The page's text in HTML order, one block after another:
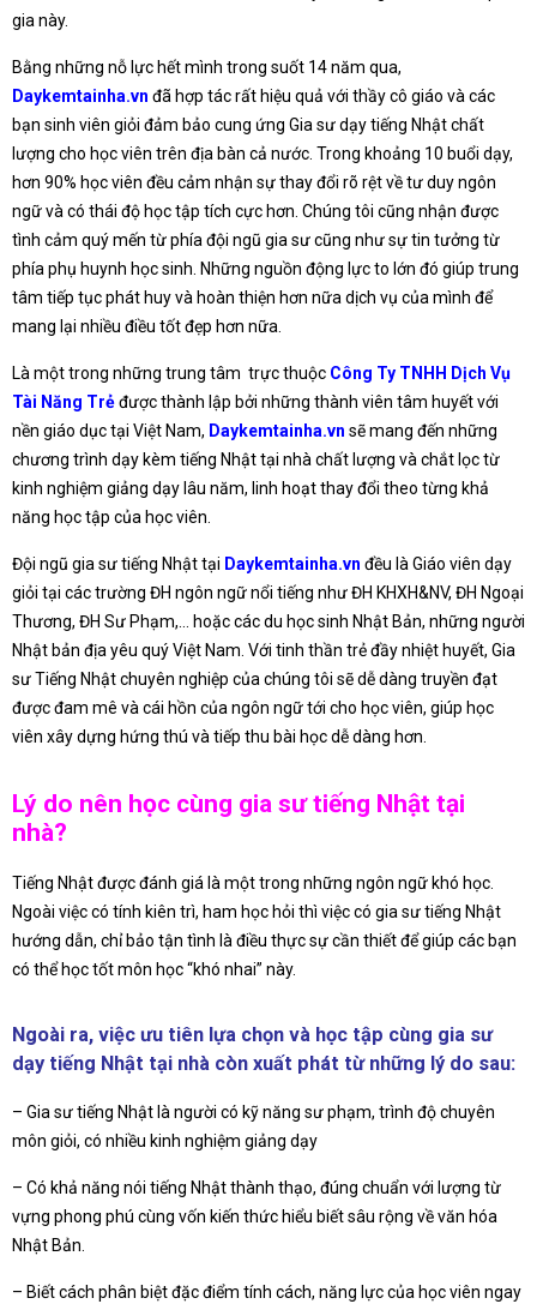
gia này.
Bằng những nỗ lực hết mình trong suốt 14 năm qua,
Daykemtainha.vn đã hợp tác rất hiệu quả với thầy cô giáo và các
bạn sinh viên giỏi đảm bảo cung ứng Gia sư dạy tiếng Nhật chất
lượng cho học viên trên địa bàn cả nước. Trong khoảng 10 buổi dạy,
hơn 90% học viên đều cảm nhận sự thay đổi rõ rệt về tư duy ngôn
ngữ và có thái độ học tập tích cực hơn. Chúng tôi cũng nhận được
tình cảm quý mến từ phía đội ngũ gia sư cũng như sự tin tưởng từ
phía phụ huynh học sinh. Những nguồn động lực to lớn đó giúp trung
tâm tiếp tục phát huy và hoàn thiện hơn nữa dịch vụ của mình để
mang lại nhiều điều tốt đẹp hơn nữa.
Là một trong những trung tâm trực thuộc Công Ty TNHH Dịch Vụ
Tài Năng Trẻđược thành lập bởi những thành viên tâm huyết với
nền giáo dục tại Việt Nam, Daykemtainha.vn sẽ mang đến những
chương trình dạy kèm tiếng Nhật tại nhà chất lượng và chắt lọc từ
kinh nghiệm giảng dạy lâu năm, linh hoạt thay đổi theo từng khả
năng học tập của học viên.
Đội ngũ gia sư tiếng Nhật tại Daykemtainha.vn đều là Giáo viên dạy
giỏi tại các trường ĐH ngôn ngữ nổi tiếng như ĐH KHXH&NV, ĐH Ngoại
Thương, ĐH Sư Phạm,… hoặc các du học sinh Nhật Bản, những người
Nhật bản địa yêu quý Việt Nam. Với tinh thần trẻ đầy nhiệt huyết, Gia
sư Tiếng Nhật chuyên nghiệp của chúng tôi sẽ dễ dàng truyền đạt
được đam mê và cái hồn của ngôn ngữ tới cho học viên, giúp học
viên xây dựng hứng thú và tiếp thu bài học dễ dàng hơn.
Lý do nên học cùng gia sư tiếng Nhật tại
nhà?
Tiếng Nhật được đánh giá là một trong những ngôn ngữ khó học.
Ngoài việc có tính kiên trì, ham học hỏi thì việc có gia sư tiếng Nhật
hướng dẫn, chỉ bảo tận tình là điều thực sự cần thiết để giúp các bạn
có thể học tốt môn học “khó nhai” này.
Ngoài ra, việc ưu tiên lựa chọn và học tập cùng gia sư
dạy tiếng Nhật tại nhà còn xuất phát từ những lý do sau:
– Gia sư tiếng Nhật là người có kỹ năng sư phạm, trình độ chuyên
môn giỏi, có nhiều kinh nghiệm giảng dạy
– Có khả năng nói tiếng Nhật thành thạo, đúng chuẩn với lượng từ
vựng phong phú cùng vốn kiến thức hiểu biết sâu rộng về văn hóa
Nhật Bản.
– Biết cách phân biệt đặc điểm tính cách, năng lực của học viên ngay